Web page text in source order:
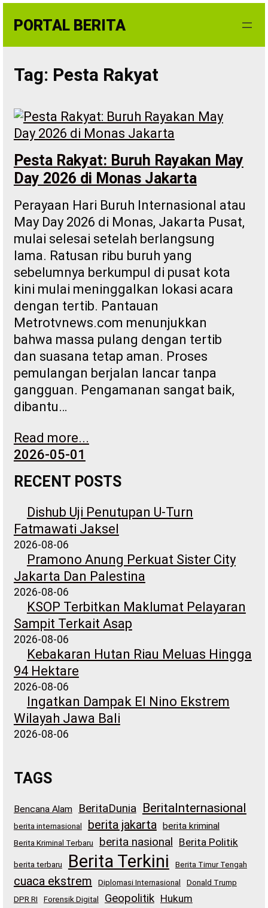
to
content
PORTAL BERITA
Tag: Pesta Rakyat
Pesta Rakyat: Buruh Rayakan May
Day 2026 di Monas Jakarta
Perayaan Hari Buruh Internasional atau
May Day 2026 di Monas, Jakarta Pusat,
mulai selesai setelah berlangsung
lama. Ratusan ribu buruh yang
sebelumnya berkumpul di pusat kota
kini mulai meninggalkan lokasi acara
dengan tertib. Pantauan
Metrotvnews.com menunjukkan
bahwa massa pulang dengan tertib
dan suasana tetap aman. Proses
pemulangan berjalan lancar tanpa
gangguan. Pengamanan sangat baik,
dibantu…
Read more...
2026-05-01
RECENT POSTS
Dishub Uji Penutupan U-Turn
Fatmawati Jaksel
2026-08-06
Pramono Anung Perkuat Sister City
Jakarta Dan Palestina
2026-08-06
KSOP Terbitkan Maklumat Pelayaran
Sampit Terkait Asap
2026-08-06
Kebakaran Hutan Riau Meluas Hingga
94 Hektare
2026-08-06
Ingatkan Dampak El Nino Ekstrem
Wilayah Jawa Bali
2026-08-06
TAGS
Bencana Alam BeritaDunia BeritaInternasional
berita internasional berita jakarta berita kriminal
Berita Kriminal Terbaru berita nasional Berita Politik
berita terbaru Berita Terkini Berita Timur Tengah
cuaca ekstrem Diplomasi Internasional
Donald Trump
DPR RI
Forensik Digital Geopolitik Hukum